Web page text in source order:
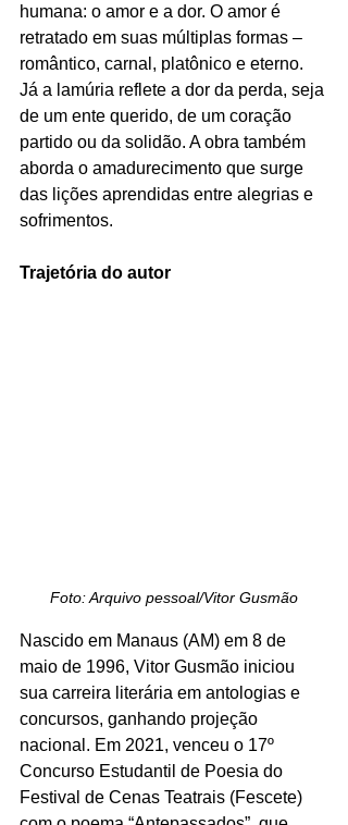
humana: o amor e a dor. O amor é
retratado em suas múltiplas formas –
romântico, carnal, platônico e eterno.
Já a lamúria reflete a dor da perda, seja
de um ente querido, de um coração
partido ou da solidão. A obra também
aborda o amadurecimento que surge
das lições aprendidas entre alegrias e
sofrimentos.
Trajetória do autor
Foto: Arquivo pessoal/Vitor Gusmão
Nascido em Manaus (AM) em 8 de
maio de 1996, Vitor Gusmão iniciou
sua carreira literária em antologias e
concursos, ganhando projeção
nacional. Em 2021, venceu o 17º
Concurso Estudantil de Poesia do
Festival de Cenas Teatrais (Fescete)